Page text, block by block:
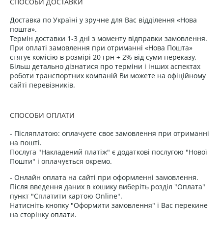
Доставка по Україні у зручне для Вас відділення «Нова
пошта».
Термін доставки 1-3 дні з моменту відправки замовлення.
При оплаті замовлення при отриманні «Нова Пошта»
стягує комісію в розмірі 20 грн + 2% від суми переказу.
Більш детально дізнатися про терміни і інших аспектах
роботи транспортних компаній Ви можете на офіційному
сайті перевізників.
СПОСОБИ ОПЛАТИ
- Післяплатою: оплачуєте своє замовлення при отриманні
на пошті.
Послуга "Накладений платіж" є додаткові послугою "Нової
Пошти" і оплачується окремо.
- Онлайн оплата на сайті при оформленні замовлення.
Після введення даних в кошику виберіть розділ "Оплата"
пункт "Сплатити картою Online".
Натисніть кнопку "Оформити замовлення" і Вас перекине
на сторінку оплати.